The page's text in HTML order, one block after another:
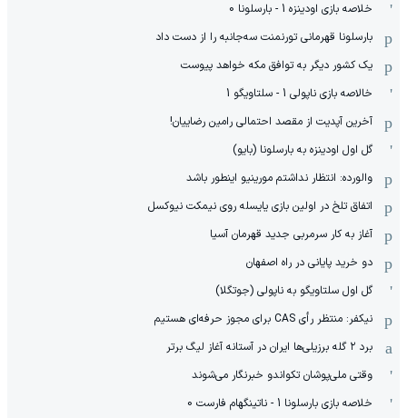
خلاصه بازی اودینزه 1 - بارسلونا 0
بارسلونا قهرمانی تورنمنت سه‌جانبه را از دست داد
یک کشور دیگر به توافق مکه خواهد پیوست
خالاصه بازی ناپولی 1 - سلتاویگو 1
آخرین آپدیت از مقصد احتمالی رامین رضاییان!
گل اول اودینزه به بارسلونا (بایو)
والورده: انتظار نداشتم مورینیو اینطور باشد
اتفاق تلخ در اولین بازی یایسله روی نیمکت نیوکسل
آغاز به کار سرمربی جدید قهرمان آسیا
دو خرید پایانی در راه اصفهان
گل اول سلتاویگو به ناپولی (جوتگلا)
نیکفر: منتظر رأی CAS برای مجوز حرفه‌ای هستیم
برد ۲ گله برزیلی‌ها ایران در آستانه آغاز لیگ برتر
وقتی ملی‌پوشان تکواندو خبرنگار می‌شوند
خلاصه بازی بارسلونا 1 - ناتینگهام فارست 0